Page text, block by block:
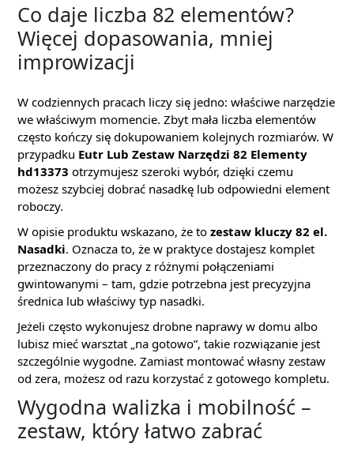
Co daje liczba 82 elementów?
Więcej dopasowania, mniej
improwizacji
W codziennych pracach liczy się jedno: właściwe narzędzie
we właściwym momencie. Zbyt mała liczba elementów
często kończy się dokupowaniem kolejnych rozmiarów. W
przypadku Eutr Lub Zestaw Narzędzi 82 Elementy
hd13373 otrzymujesz szeroki wybór, dzięki czemu
możesz szybciej dobrać nasadkę lub odpowiedni element
roboczy.
W opisie produktu wskazano, że to zestaw kluczy 82 el.
Nasadki. Oznacza to, że w praktyce dostajesz komplet
przeznaczony do pracy z różnymi połączeniami
gwintowanymi – tam, gdzie potrzebna jest precyzyjna
średnica lub właściwy typ nasadki.
Jeżeli często wykonujesz drobne naprawy w domu albo
lubisz mieć warsztat „na gotowo”, takie rozwiązanie jest
szczególnie wygodne. Zamiast montować własny zestaw
od zera, możesz od razu korzystać z gotowego kompletu.
Wygodna walizka i mobilność –
zestaw, który łatwo zabrać